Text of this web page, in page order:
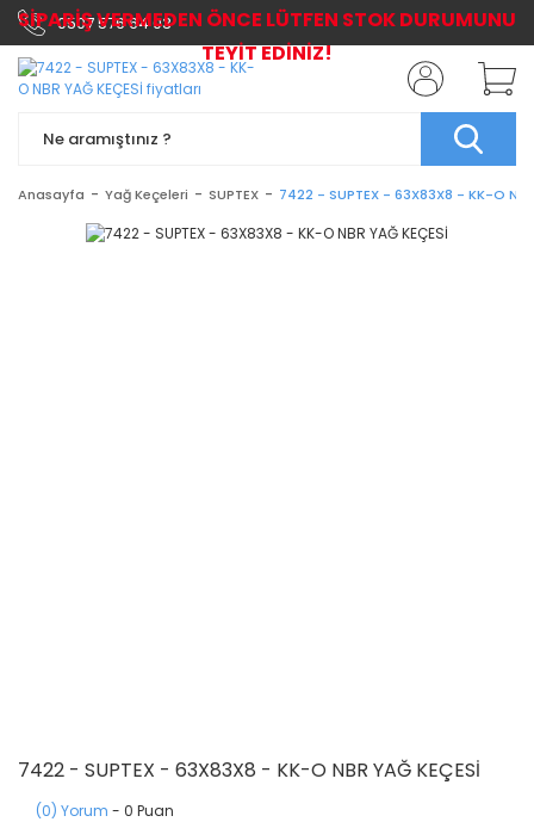
0507 576 64 03
Anasayfa Yağ Keçeleri SUPTEX 7422 - SUPTEX - 63X83X8 - KK-O NBR
7422 - SUPTEX - 63X83X8 - KK-O NBR YAĞ KEÇESİ
(0) Yorum - 0 Puan
SİPARİŞ VERMEDEN ÖNCE LÜTFEN STOK DURUMUNU
TEYİT EDİNİZ!